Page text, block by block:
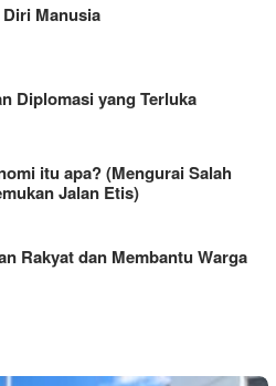
Manusia
Diplomasi yang Terluka
itu apa? (Mengurai Salah
Jalan Etis)
Rakyat dan Membantu Warga